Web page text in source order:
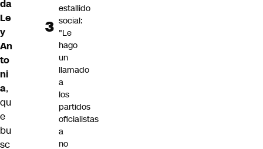
da
Le
y
An
to
ni
a,
qu
e
bu
sc
estallido
social:
"Le
hago
un
llamado
a
los
partidos
oficialistas
a
no